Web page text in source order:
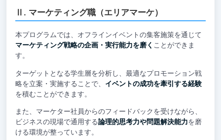
Ⅱ. マーケティング職（エリアマーケ）
本プログラムでは、オフラインイベントの集客施策を通じて
マーケティング戦略の企画・実行能力を磨く ことができま
す。
ターゲットとなる学生層を分析し、最適なプロモーション戦
略を立案・実施することで、 イベントの成功を牽引する経験
を積むことができます。
また、マーケター社員からのフィードバックを受けながら、
ビジネスの現場で通用する論理的思考力や問題解決能力を磨
ける環境が整っています。